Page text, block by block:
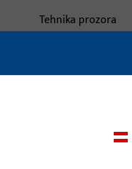
Tehnika prozora
prije zaokreta